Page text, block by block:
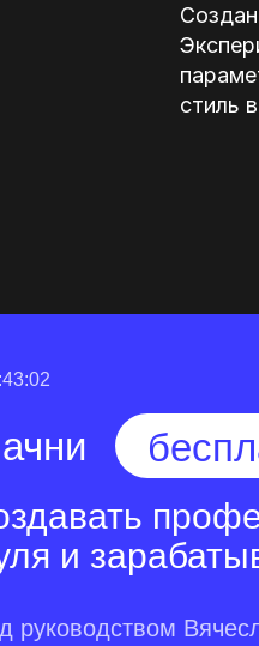
стиль
руководством
и